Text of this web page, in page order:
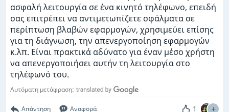
ασφαλή λειτουργία σε ένα κινητό τηλέφωνο, επειδή
σας επιτρέπει να αντιμετωπίζετε σφάλματα σε
περίπτωση βλαβών εφαρμογών, χρησιμεύει επίσης
για τη διάγνωση, την απενεργοποίηση εφαρμογών
κ.λπ. Είναι πρακτικά αδύνατο για έναν μέσο χρήστη
να απενεργοποιήσει αυτήν τη λειτουργία στο
τηλέφωνό του.
Αυτόματη μετάφραση:
Απάντηση Αναφορά 1